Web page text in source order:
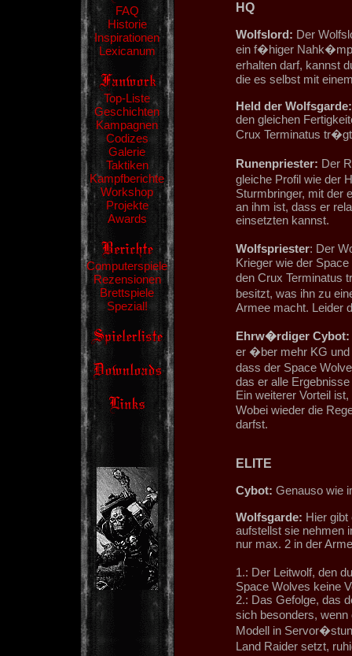
FAQ
Historie
Inspirationen
Lexicanum
Top-Liste
Geschichten
Kampagnen
Codizes
Galerie
Taktiken
Kampfberichte
Workshop
Projekte
Awards
Computerspiele
Rezensionen
Brettspiele
Spezial!
HQ
Wolfslord: Der
ein f�higer
erhalten darf, kannst
die es selbst mit
Held der Wolfsgarde:
den gleichen
Crux Terminatus
Runenpriester: Der
gleiche Profil wie der
Sturmbringer, mit der
an ihm ist, dass er
einsetzten kannst.
Wolfspriester: Der
Krieger wie der
den Crux Terminatus
besitzt, was ihn zu
Armee macht. Leider
Ehrw�rdiger Cybot:
er �ber mehr KG
dass der Space
das er alle
Ein weiterer Vorteil
Wobei wieder die
darfst.
ELITE
Cybot: Genauso wie
Wolfsgarde: Hier gibt
aufstellst sie nehmen
nur max. 2 in der
1.: Der Leitwolf, den
Space Wolves keine
2.: Das Gefolge, das
sich besonders,
Modell in
Land Raider setzt,